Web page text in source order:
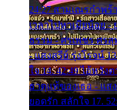
24:27 สามเณรกำพร้
เวลาไปหาเมียน้อย -
ธรรม - ศรเพชร ศร
- แสงสุรีย์ รุ่งโรจน์
ใจ 14. 42:49 ไอ้หวัง
ธาตุแท้ของเธอ - แส
ยอดรัก สลักใจ 17.